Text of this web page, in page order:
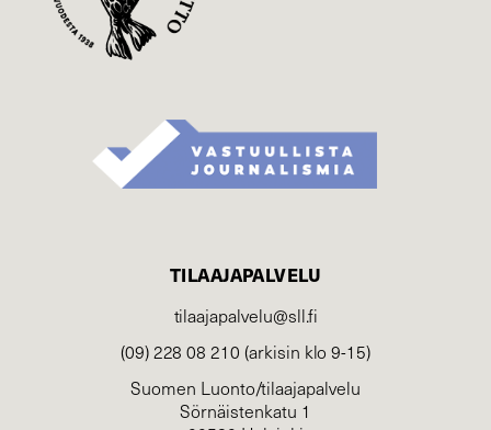
TILAAJAPALVELU
tilaajapalvelu@sll.fi
(09) 228 08 210 (arkisin klo 9-15)
Suomen Luonto/tilaajapalvelu
Sörnäistenkatu 1